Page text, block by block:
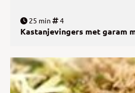
25 min 4
Kastanjevingers met garam